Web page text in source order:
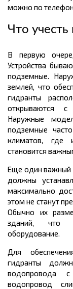
можно по
Что
В первую
Устройства
подземные.
землей, что
гидранты
открываются
Наружные
подземные
климатов, где
становится
Еще один важный
должны
максимально
этом не станут
Обычно их
зданий, что
оборудование.
Для
гидранты
водопровода
водопровод